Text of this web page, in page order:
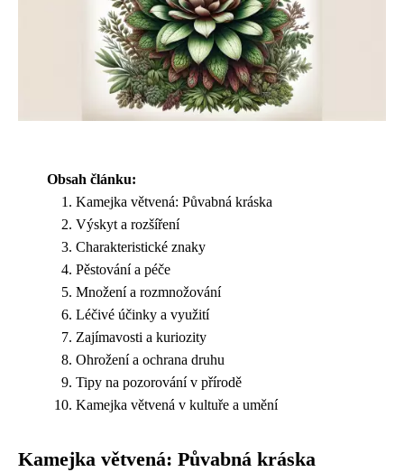
Obsah článku:
Kamejka větvená: Půvabná kráska
Výskyt a rozšíření
Charakteristické znaky
Pěstování a péče
Množení a rozmnožování
Léčivé účinky a využití
Zajímavosti a kuriozity
Ohrožení a ochrana druhu
Tipy na pozorování v přírodě
Kamejka větvená v kultuře a umění
Kamejka větvená: Půvabná kráska